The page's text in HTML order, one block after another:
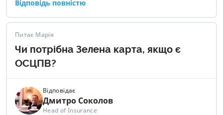
e-mail –insurance@mail.finance.ua
зателефонувавши за номером –0 800 307 555.
Відповідь повністю
Питає Марія
Чи потрібна Зелена карта, якщо є
ОСЦПВ?
Відповідає
Дмитро Соколов
Head of Insurance